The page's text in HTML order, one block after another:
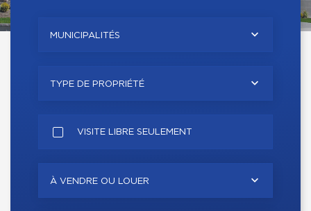
MUNICIPALITÉS
TYPE DE PROPRIÉTÉ
VISITE LIBRE SEULEMENT
À VENDRE OU LOUER